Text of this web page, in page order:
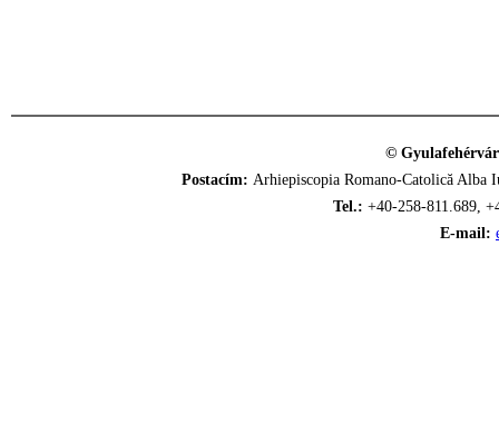
©
Postacím: Arhiepiscopia Romano-Catolică
Tel.: +40-258-811.689,
E-mail: